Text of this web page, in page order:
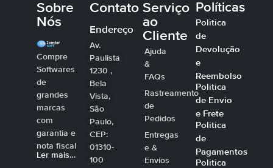
Sobre
Nós
Compre
Softwares
de
grandes
marcas
com
garantia e
nota fiscal
Ler mais…
Contato
Endereço
Av.
Paulista
1230 ,
Bela
Vista,
São
Paulo,
CEP:
01310-
100
Serviço
ao
Cliente
Ajuda
&
FAQs
Rastreamento
de
Pedidos
Entregas
e &
Envios
Políticas
Politica
de
Devolução
e
Reembolso
Politica
de Envio
e Frete
Politica
de
Pagamentos
Politica